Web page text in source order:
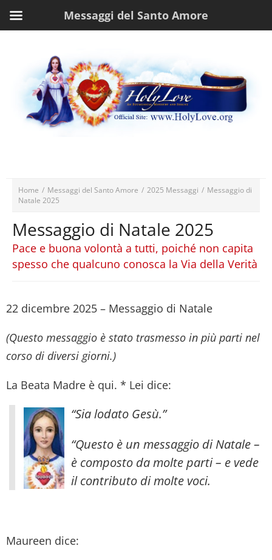
Home / Messaggi del Santo Amore / 2025 Messaggi / Messaggio di
Natale 2025
Messaggio di Natale 2025
Pace e buona volontà a tutti, poiché non capita
spesso che qualcuno conosca la Via della Verità
22 dicembre 2025 – Messaggio di Natale
(Questo messaggio è stato trasmesso in più parti nel
corso di diversi giorni.)
La Beata Madre è qui. * Lei dice:
“Sia lodato Gesù.”
“Questo è un messaggio di Natale –
è composto da molte parti – e vede
il contributo di molte voci.
Maureen dice:
Messaggi del Santo Amore